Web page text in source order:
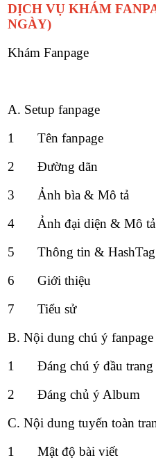
DỊCH VỤ KHÁM
NGÀY)
Khám Fanpage
A. Setup fanpage
1
Tên fanpage
2
Đường dãn
3
Ảnh bìa & Mô tả
4
Ảnh đại diện & Mô tả
5
Thông tin & HashTag
6
Giới thiệu
7
Tiểu sử
B. Nội dung chú ý fanpage
1
Đáng chú ý đầu trang
2
Đáng chủ ý Album
C. Nội dung tuyến toàn
1
Mật độ bài viết